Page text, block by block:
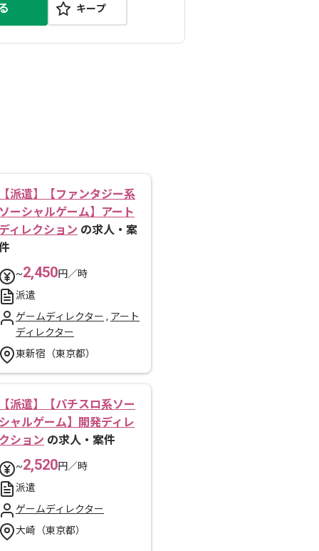
キープ
派遣】【ファンタジー系
ーシャルゲーム】アート
ィレクション の求人・案
~2,450円／時
派遣
ゲームディレクター , アート
ディレクター
東新宿（東京都）
派遣】【パチスロ系ソー
ャルゲーム】開発ディレ
ション の求人・案件
~2,520円／時
派遣
ゲームディレクター
大崎（東京都）